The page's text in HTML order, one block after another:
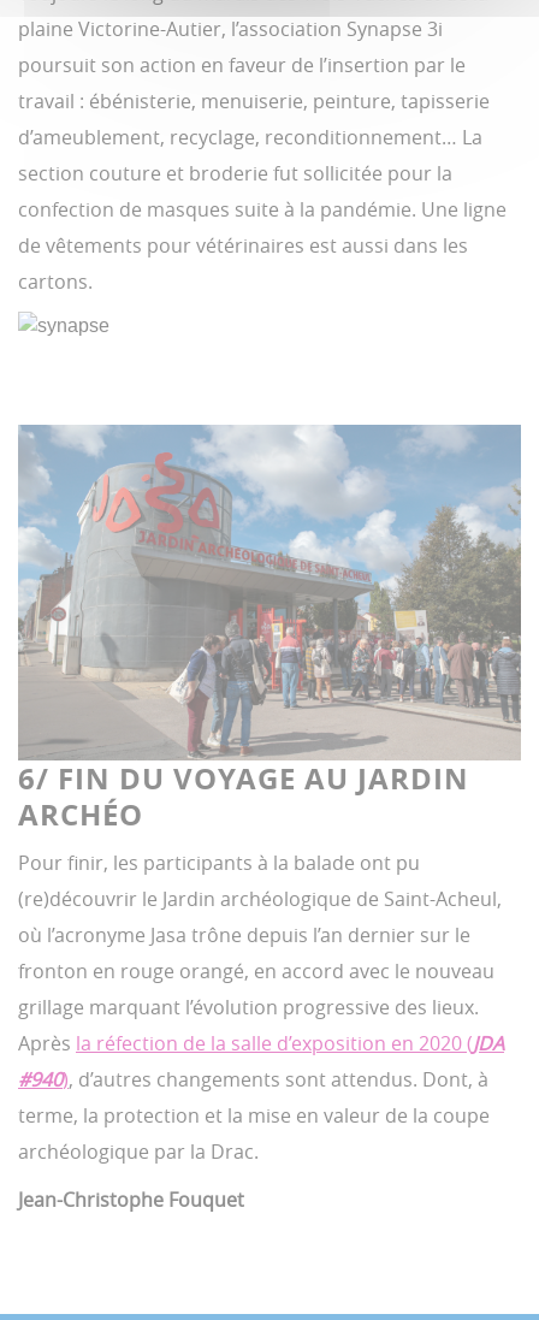
plaine Victorine-Autier, l’association Synapse 3i
poursuit son action en faveur de l’insertion par le
travail : ébénisterie, menuiserie, peinture, tapisserie
d’ameublement, recyclage, reconditionnement… La
section couture et broderie fut sollicitée pour la
confection de masques suite à la pandémie. Une ligne
de vêtements pour vétérinaires est aussi dans les
cartons.
6/ FIN DU VOYAGE AU JARDIN
ARCHÉO
Pour finir, les participants à la balade ont pu
(re)découvrir le Jardin archéologique de Saint-Acheul,
où l’acronyme Jasa trône depuis l’an dernier sur le
fronton en rouge orangé, en accord avec le nouveau
grillage marquant l’évolution progressive des lieux.
Après la réfection de la salle d’exposition en 2020 (JDA
#940), d’autres changements sont attendus. Dont, à
terme, la protection et la mise en valeur de la coupe
archéologique par la Drac.
Jean-Christophe Fouquet